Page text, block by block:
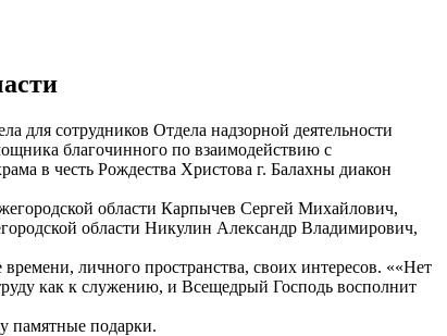
для сотрудников Отдела надзорной деятельности
благочинного по взаимодействию с
в честь Рождества Христова г. Балахны диакон
области Карпычев Сергей Михайлович,
области Никулин Александр Владимирович,
личного пространства, своих интересов. ««Нет
как к служению, и Всещедрый Господь восполнит
памятные подарки.